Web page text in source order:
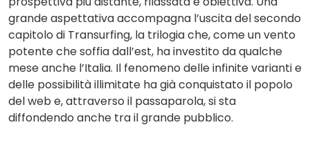
grande aspettativa accompagna l’uscita del secondo
capitolo di Transurfing, la trilogia che, come un vento
potente che soffia dall’est, ha investito da qualche
mese anche l’Italia. Il fenomeno delle infinite varianti e
delle possibilità illimitate ha già conquistato il popolo
del web e, attraverso il passaparola, si sta
diffondendo anche tra il grande pubblico.